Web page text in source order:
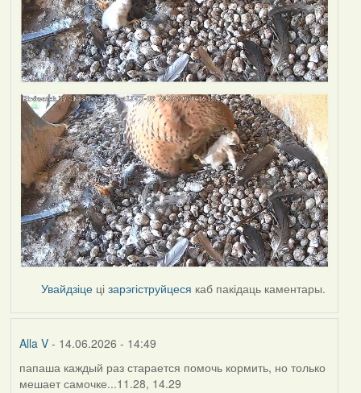
Увайдзіце цізарэгіструйцеся каб пакідаць каментары.
Alla V- 14.06.2026 - 14:49
папаша каждый раз старается помочь кормить, но только
мешает самочке...11.28, 14.29